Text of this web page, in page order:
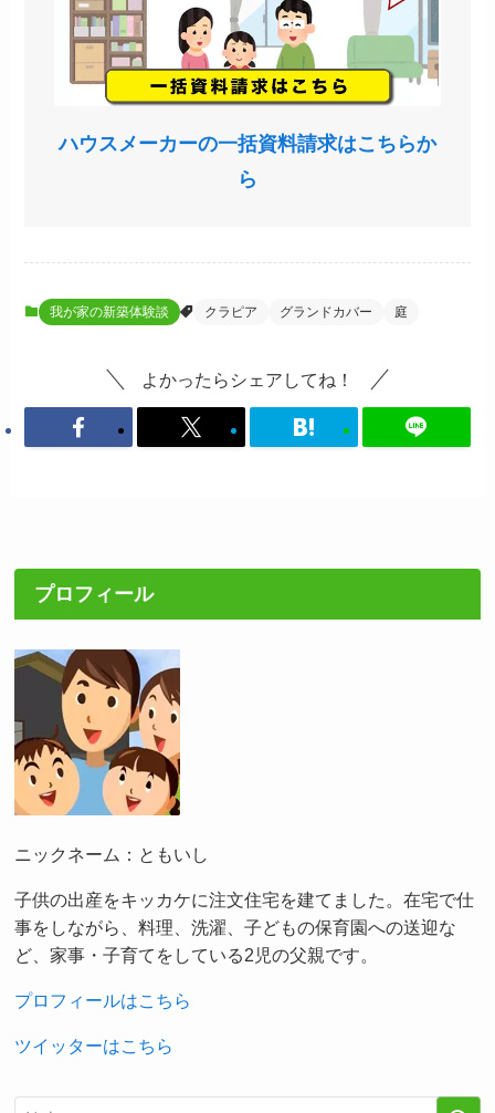
ハウスメーカーの一括資料請求はこちらか
ら
我が家の新築体験談 クラピア グランドカバー 庭
よかったらシェアしてね！
プロフィール
ニックネーム：ともいし
子供の出産をキッカケに注文住宅を建てました。在宅で仕
事をしながら、料理、洗濯、子どもの保育園への送迎な
ど、家事・子育てをしている2児の父親です。
プロフィールはこちら
ツイッターはこちら